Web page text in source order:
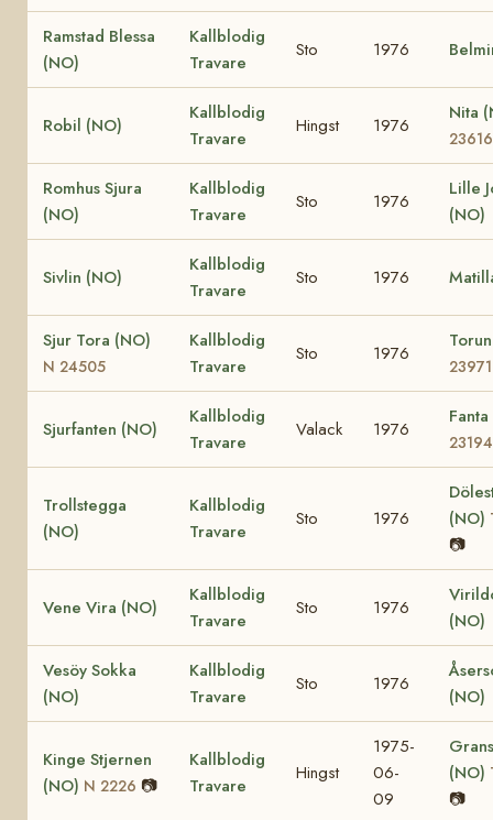
Ramstad Blessa
(NO)
Kallblodig
Travare
Sto 1976
Robil (NO)
Kallblodig
Travare
Hingst 1976
Nita
23616
Romhus Sjura
(NO)
Kallblodig
Travare
Sto 1976
Lille
(NO)
Sivlin (NO)
Kallblodig
Travare
Sto 1976
Sjur Tora (NO)
N 24505
Kallblodig
Travare
Sto 1976
23971
Sjurfanten (NO)
Kallblodig
Travare
Valack 1976
23194
Trollstegga
(NO)
Kallblodig
Travare
Sto 1976
(NO)
📷
Vene Vira (NO)
Kallblodig
Travare
Sto 1976
(NO)
Vesöy Sokka
(NO)
Kallblodig
Travare
Sto 1976
(NO)
Kinge Stjernen
(NO) N 2226 📷
Kallblodig
Travare
Hingst
1975-
06-
09
(NO)
📷